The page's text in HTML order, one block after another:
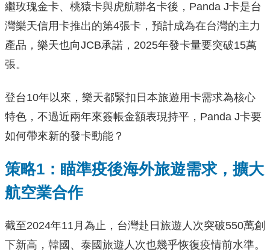
繼玫瑰金卡、桃猿卡與虎航聯名卡後，Panda J卡是台
灣樂天信用卡推出的第4張卡，預計成為在台灣的主力
產品，樂天也向JCB承諾，2025年發卡量要突破15萬
張。
登台10年以來，樂天都緊扣日本旅遊用卡需求為核心
特色，不過近兩年來簽帳金額表現持平，Panda J卡要
如何帶來新的發卡動能？
策略1：瞄準疫後海外旅遊需求，擴大
航空業合作
截至2024年11月為止，台灣赴日旅遊人次突破550萬創
下新高，韓國、泰國旅遊人次也幾乎恢復疫情前水準。